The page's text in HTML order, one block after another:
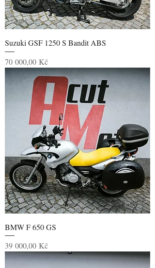
Suzuki GSF 1250 S Bandit ABS
Cena
70 000,00 Kč
BMW F 650 GS
Cena
39 000,00 Kč